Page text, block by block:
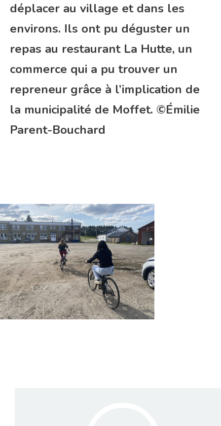
déplacer au village et dans les
environs. Ils ont pu déguster un
repas au restaurant La Hutte, un
commerce qui a pu trouver un
repreneur grâce à l’implication de
la municipalité de Moffet. ©Émilie
Parent-Bouchard